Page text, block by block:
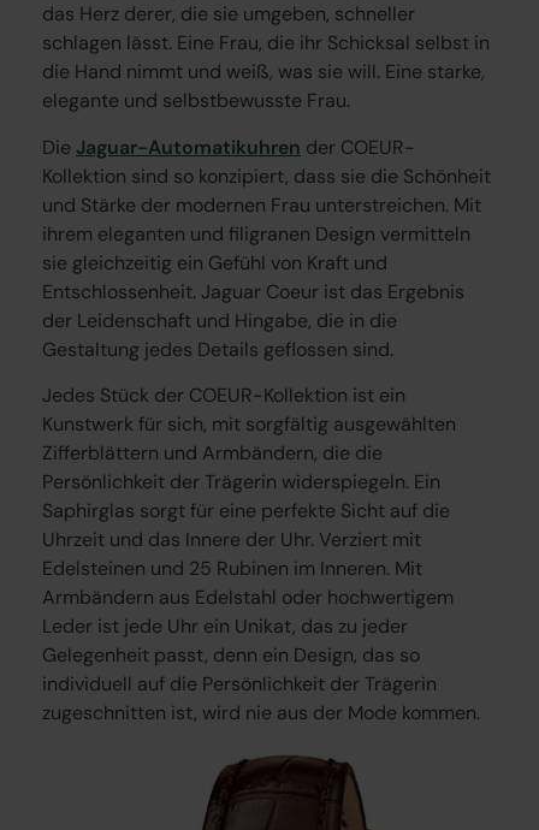
das Herz derer, die sie umgeben, schneller
schlagen lässt. Eine Frau, die ihr Schicksal selbst in
die Hand nimmt und weiß, was sie will. Eine starke,
elegante und selbstbewusste Frau.
Die Jaguar-Automatikuhren der COEUR-
Kollektion sind so konzipiert, dass sie die Schönheit
und Stärke der modernen Frau unterstreichen. Mit
ihrem eleganten und filigranen Design vermitteln
sie gleichzeitig ein Gefühl von Kraft und
Entschlossenheit. Jaguar Coeur ist das Ergebnis
der Leidenschaft und Hingabe, die in die
Gestaltung jedes Details geflossen sind.
Jedes Stück der COEUR-Kollektion ist ein
Kunstwerk für sich, mit sorgfältig ausgewählten
Zifferblättern und Armbändern, die die
Persönlichkeit der Trägerin widerspiegeln. Ein
Saphirglas sorgt für eine perfekte Sicht auf die
Uhrzeit und das Innere der Uhr. Verziert mit
Edelsteinen und 25 Rubinen im Inneren. Mit
Armbändern aus Edelstahl oder hochwertigem
Leder ist jede Uhr ein Unikat, das zu jeder
Gelegenheit passt, denn ein Design, das so
individuell auf die Persönlichkeit der Trägerin
zugeschnitten ist, wird nie aus der Mode kommen.